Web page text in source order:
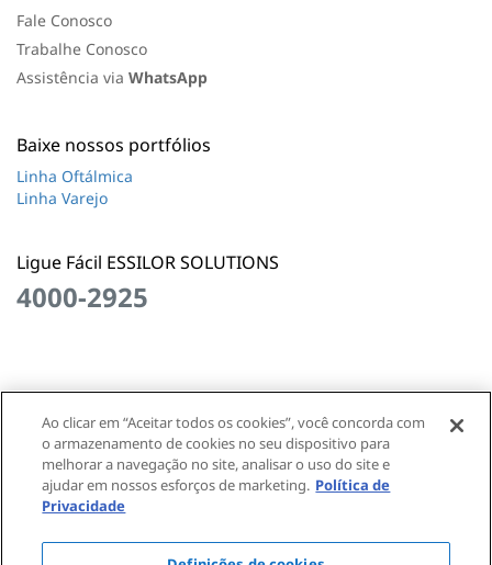
Fale Conosco
Trabalhe Conosco
Assistência via WhatsApp
Baixe nossos portfólios
Linha Oftálmica
Linha Varejo
Ligue Fácil ESSILOR SOLUTIONS
4000-2925
Essilor Solutions • Todos os direitos reservados © 1995 –
2026
Política de privacidade
Termos de Uso Essilor Global
Ao clicar em “Aceitar todos os cookies”, você concorda com
o armazenamento de cookies no seu dispositivo para
melhorar a navegação no site, analisar o uso do site e
ajudar em nossos esforços de marketing. Política de
Privacidade